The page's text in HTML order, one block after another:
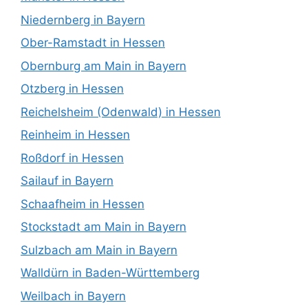
Niedernberg in Bayern
Ober-Ramstadt in Hessen
Obernburg am Main in Bayern
Otzberg in Hessen
Reichelsheim (Odenwald) in Hessen
Reinheim in Hessen
Roßdorf in Hessen
Sailauf in Bayern
Schaafheim in Hessen
Stockstadt am Main in Bayern
Sulzbach am Main in Bayern
Walldürn in Baden-Württemberg
Weilbach in Bayern